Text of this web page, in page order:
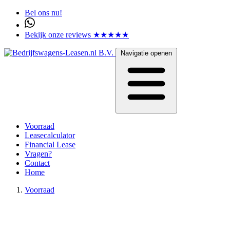
Bel ons nu!
Bekijk onze reviews ★★★★★
Navigatie openen
Voorraad
Leasecalculator
Financial Lease
Vragen?
Contact
Home
Voorraad